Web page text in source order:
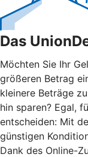
Das
Möchten Sie Ihr
größeren Betrag
kleinere Beträge
hin sparen? Egal,
entscheiden: Mit
günstigen
Dank des Online-